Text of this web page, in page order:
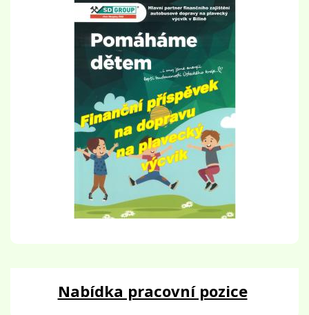
Nabídka pracovní pozice